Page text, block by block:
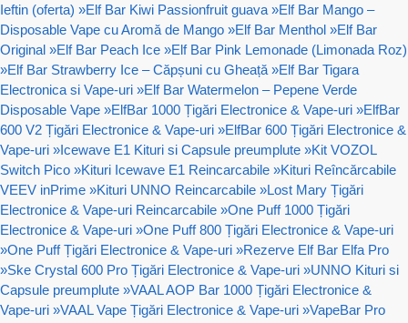
Ieftin (oferta) »Elf Bar Kiwi Passionfruit guava »Elf Bar Mango –
Disposable Vape cu Aromă de Mango »Elf Bar Menthol »Elf Bar
Original »Elf Bar Peach Ice »Elf Bar Pink Lemonade (Limonada Roz)
»Elf Bar Strawberry Ice – Căpșuni cu Gheață »Elf Bar Tigara
Electronica si Vape-uri »Elf Bar Watermelon – Pepene Verde
Disposable Vape »ElfBar 1000 Țigări Electronice & Vape-uri »ElfBar
600 V2 Țigări Electronice & Vape-uri »ElfBar 600 Țigări Electronice &
Vape-uri »Icewave E1 Kituri si Capsule preumplute »Kit VOZOL
Switch Pico »Kituri Icewave E1 Reincarcabile »Kituri Reîncărcabile
VEEV inPrime »Kituri UNNO Reincarcabile »Lost Mary Țigări
Electronice & Vape-uri Reincarcabile »One Puff 1000 Țigări
Electronice & Vape-uri »One Puff 800 Țigări Electronice & Vape-uri
»One Puff Țigări Electronice & Vape-uri »Rezerve Elf Bar Elfa Pro
»Ske Crystal 600 Pro Țigări Electronice & Vape-uri »UNNO Kituri si
Capsule preumplute »VAAL AOP Bar 1000 Țigări Electronice &
Vape-uri »VAAL Vape Țigări Electronice & Vape-uri »VapeBar Pro